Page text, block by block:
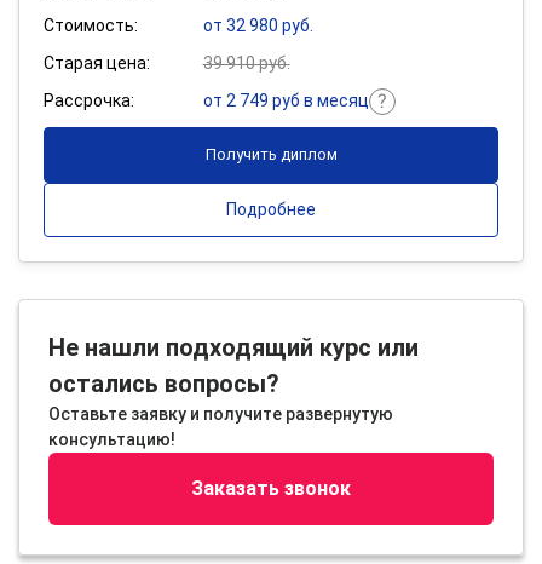
Стоимость:
от 32 980 руб.
Старая цена:
39 910 руб.
Рассрочка:
от 2 749 руб в месяц
Получить диплом
Подробнее
Не нашли подходящий курс или
остались вопросы?
Оставьте заявку и получите развернутую
консультацию!
Заказать звонок